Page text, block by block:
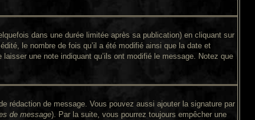
dans une durée limitée après sa publication) en cliquant sur
le nombre de fois qu’il a été modifié ainsi que la date et
une note indiquant qu’ils ont modifié le message. Notez que
rédaction de message. Vous pouvez aussi ajouter la signature par
de message). Par la suite, vous pourrez toujours empêcher une